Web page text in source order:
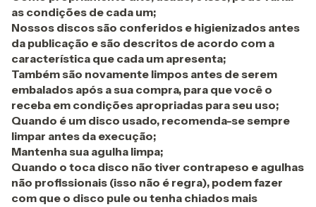
as condições de cada um;
Nossos discos são conferidos e higienizados antes
da publicação e são descritos de acordo com a
característica que cada um apresenta;
Também são novamente limpos antes de serem
embalados após a sua compra, para que você o
receba em condições apropriadas para seu uso;
Quando é um disco usado, recomenda-se sempre
limpar antes da execução;
Mantenha sua agulha limpa;
Quando o toca disco não tiver contrapeso e agulhas
não profissionais (isso não é regra), podem fazer
com que o disco pule ou tenha chiados mais